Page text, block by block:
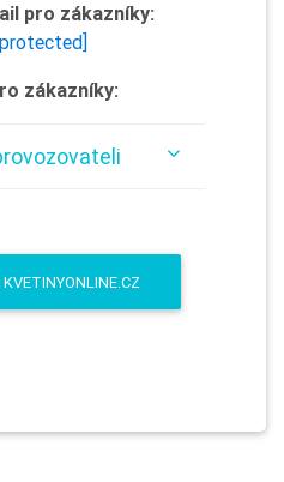
pro zákazníky:
zákazníky: